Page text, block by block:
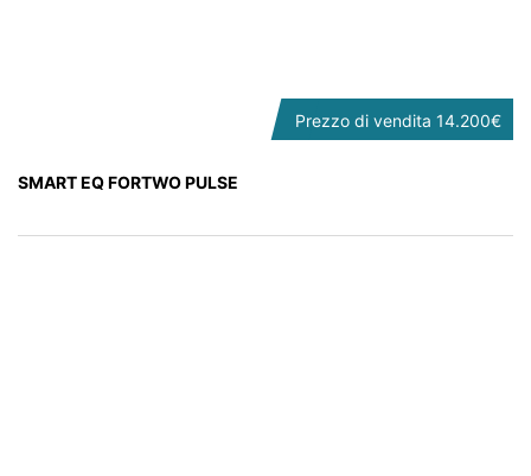
Prezzo di vendita 14.200€
SMART EQ FORTWO PULSE